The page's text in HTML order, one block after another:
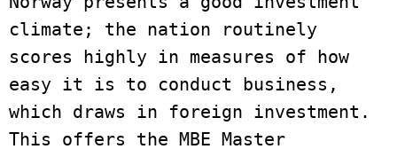
climate; the nation routinely
scores highly in measures of how
easy it is to conduct business,
which draws in foreign investment.
This offers the MBE Master